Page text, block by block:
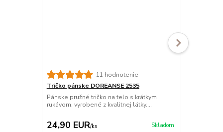
11 hodnotenie
Tričko pánske DOREANSE 2535
Pánske pružné tričko na telo s krátkym
rukávom, vyrobené z kvalitnej látky....
24,90 EUR/ks Skladom